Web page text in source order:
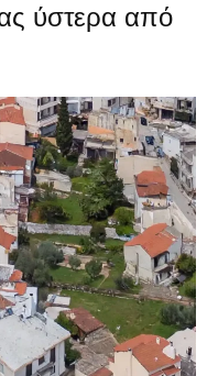
ύστερα από